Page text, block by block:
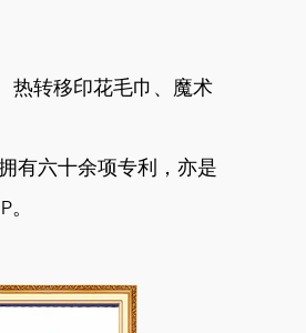
热转移印花毛巾、魔术
有六十余项专利，亦是